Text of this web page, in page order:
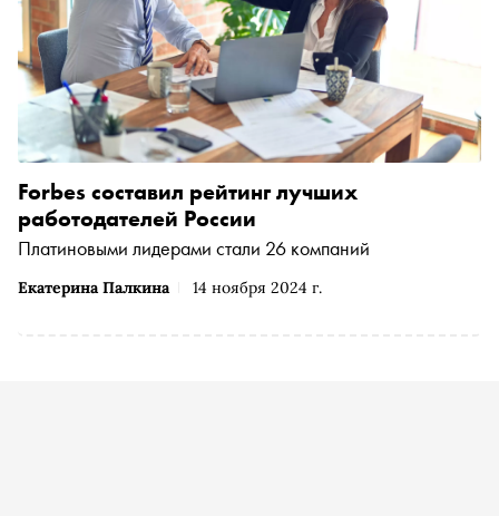
Екатерина Палкина 14 ноября 2024 г.
Forbes составил рейтинг лучших
работодателей России
Платиновыми лидерами стали 26 компаний